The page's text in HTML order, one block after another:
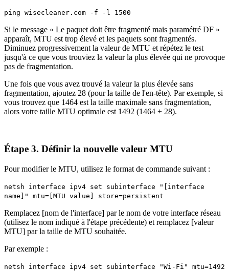
ping wisecleaner.com -f -l 1500
Si le message « Le paquet doit être fragmenté mais paramétré DF »
apparaît, MTU est trop élevé et les paquets sont fragmentés.
Diminuez progressivement la valeur de MTU et répétez le test
jusqu'à ce que vous trouviez la valeur la plus élevée qui ne provoque
pas de fragmentation.
Une fois que vous avez trouvé la valeur la plus élevée sans
fragmentation, ajoutez 28 (pour la taille de l'en-tête). Par exemple, si
vous trouvez que 1464 est la taille maximale sans fragmentation,
alors votre taille MTU optimale est 1492 (1464 + 28).
Étape 3. Définir la nouvelle valeur MTU
Pour modifier le MTU, utilisez le format de commande suivant :
netsh interface ipv4 set subinterface "[interface
name]" mtu=[MTU value] store=persistent
Remplacez [nom de l'interface] par le nom de votre interface réseau
(utilisez le nom indiqué à l'étape précédente) et remplacez [valeur
MTU] par la taille de MTU souhaitée.
Par exemple :
netsh interface ipv4 set subinterface "Wi-Fi" mtu=1492